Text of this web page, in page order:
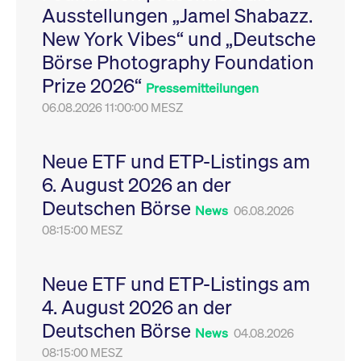
Ausstellungen „Jamel Shabazz.
New York Vibes“ und „Deutsche
Börse Photography Foundation
Prize 2026“ Pressemitteilungen
06.08.2026 11:00:00 MESZ
Neue ETF und ETP-Listings am
6. August 2026 an der
Deutschen Börse News 06.08.2026
08:15:00 MESZ
Neue ETF und ETP-Listings am
4. August 2026 an der
Deutschen Börse News 04.08.2026
08:15:00 MESZ
Leistung der Website
zu messen. Es handelt
sich um ein Muster-
Cookie, bei dem auf
das Präfix _pk_ses
eine kurze Reihe von
VISITOR_PRIVACY_METADATA
YouTube
.youtube.com
6
Monate
Dieses Cookie dient
Speicherung der
Einwilligungs- und
des Nutzers für ihre
Interaktion mit der
Sitzungen geehrt